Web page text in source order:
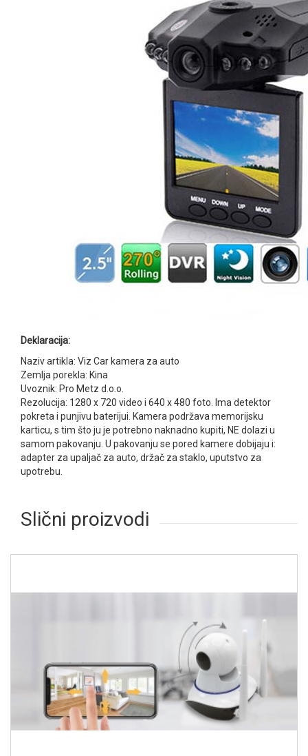
Deklaracija:
Naziv artikla: Viz Car kamera za auto
Zemlja porekla: Kina
Uvoznik: Pro Metz d.o.o.
Rezolucija: 1280 x 720 video i 640 x 480 foto. Ima detektor
pokreta i punjivu baterijui. Kamera podržava memorijsku
karticu, s tim što ju je potrebno naknadno kupiti, NE dolazi u
samom pakovanju. U pakovanju se pored kamere dobijaju i:
adapter za upaljač za auto, držač za staklo, uputstvo za
upotrebu.
Slični proizvodi